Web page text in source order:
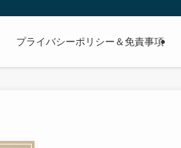
プライバシーポリシー＆免責事項